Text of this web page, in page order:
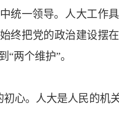
统一领导。人大工作
终把党的政治建设摆
两个维护”。
心。人大是人民的机